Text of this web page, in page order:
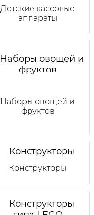
Детские кассовые
аппараты
Наборы овощей и
фруктов
Конструкторы